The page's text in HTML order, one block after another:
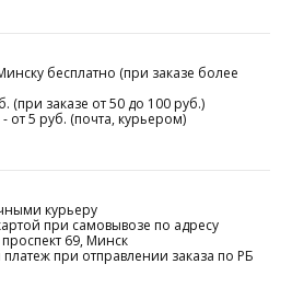
бесплатно (при заказе более
(при заказе от 50 до 100 руб.)
от 5 руб. (почта, курьером)
курьеру
при самовывозе по адресу
69, Минск
при отправлении заказа по РБ